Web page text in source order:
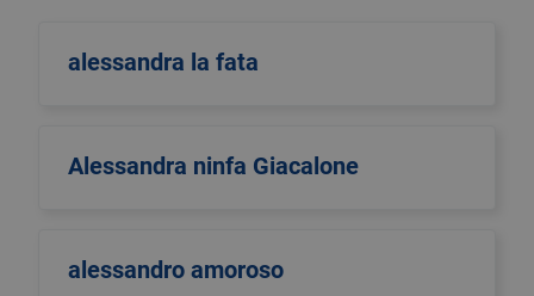
alessandra la fata
Alessandra ninfa Giacalone
alessandro amoroso